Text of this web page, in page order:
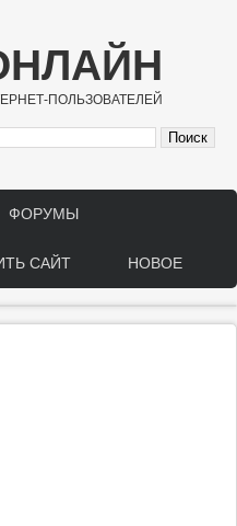
ПОЛЬЗОВАТЕЛЕЙ
ФОРУМЫ
САЙТ НОВОЕ